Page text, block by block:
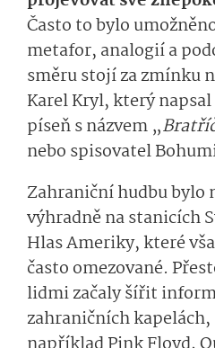
Často to bylo
metafor, analogií a
směru stojí za zmínku
Karel Kryl, který
píseň s názvem „
nebo spisovatel
Zahraniční hudbu bylo
výhradně na stanicích
Hlas Ameriky, které
často omezované.
lidmi začaly šířit
zahraničních kapelách,